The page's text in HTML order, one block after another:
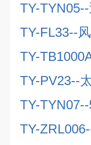
TY-TYN05--
TY-FL33--
TY-
TY-PV23--
TY-
TY-